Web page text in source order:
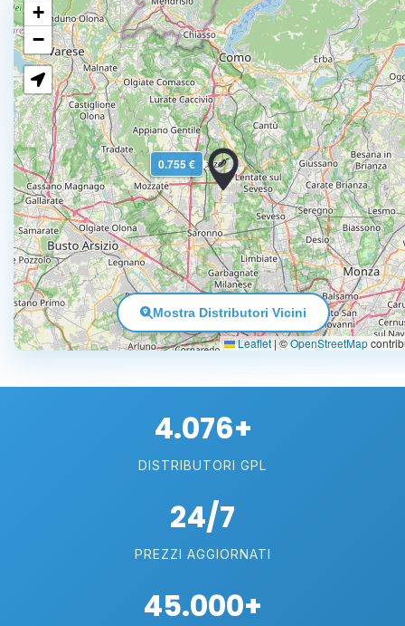
0.755 €
+
−
Leaflet |©OpenStreetMap
Mostra Distributori Vicini
4.076+
DISTRIBUTORI GPL
24/7
PREZZI AGGIORNATI
45.000+